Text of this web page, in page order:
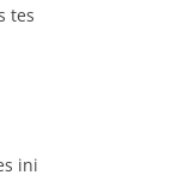
tes
ini